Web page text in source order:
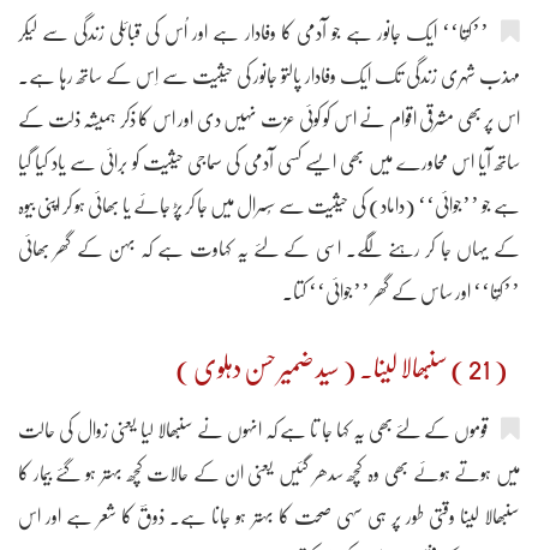
’’کُتا‘‘ ایک جانور ہے جو آدمی کا وفادار ہے اور اُس کی قبائلی زندگی سے لیکر
مہذب شہری زندگی تک ایک وفادار پالتو جانور کی حیثیت سے اِس کے ساتھ رہا ہے۔
اس پر بھی مشرقی اقوام نے اس کو کوئی عزت نہیں دی اور اس کا ذکر ہمیشہ ذلت کے
ساتھ آیا اس محاورے میں بھی ایسے کسی آدمی کی سماجی حیثیت کو برائی سے یاد کیا گیا
ہے جو ’’جوائی‘‘ (داماد) کی حیثیت سے سُسرال میں جا کر پڑ جائے یا بھائی ہو کر اپنی بیوہ
کے یہاں جا کر رہنے لگے۔ اسی کے لئے یہ کہاوت ہے کہ بہن کے گھر بھائی
’’کُتا‘‘ اور ساس کے گھر ’’جوائی‘‘ کتا۔
( 21 ) سنبھالا لینا۔ ( سید ضمیر حسن دہلوی )
قوموں کے لئے بھی یہ کہا جا تا ہے کہ انہوں نے سنبھالا لیا یعنی زوال کی حالت
میں ہوتے ہوئے بھی وہ کچھ سدھر گئیں یعنی ان کے حالات کچھ بہتر ہو گئے بیمار کا
سنبھالا لینا وقتی طور پر ہی سہی صحت کا بہتر ہو جانا ہے۔ ذوقؔ کا شعر ہے اور اس